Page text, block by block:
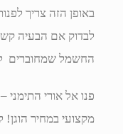
באופן הזה צריך
לבדוק אם הבעיה
החשמל שמחוברים
פנו אל אורי התימני
מקצועי במחיר